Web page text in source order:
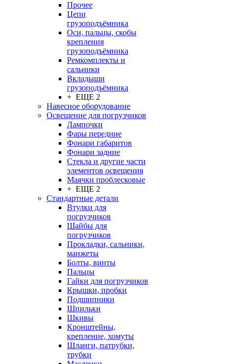
Прочее
Цепи
грузоподъёмника
Оси, пальцы, скобы
крепления
грузоподъёмника
Ремкомплекты и
сальники
Вкладыши
грузоподъёмника
+ ЕЩЕ 2
Навесное оборудование
Освещение для погрузчиков
Лампочки
Фары передние
Фонари габаритов
Фонари задние
Стекла и другие части
элементов освещения
Маячки проблесковые
+ ЕЩЕ 2
Стандартные детали
Втулки для
погрузчиков
Шайбы для
погрузчиков
Прокладки, сальники,
манжеты
Болты, винты
Пальцы
Гайки для погрузчиков
Крышки, пробки
Подшипники
Шпильки
Шкивы
Кронштейны,
крепление, хомуты
Шланги, патрубки,
трубки